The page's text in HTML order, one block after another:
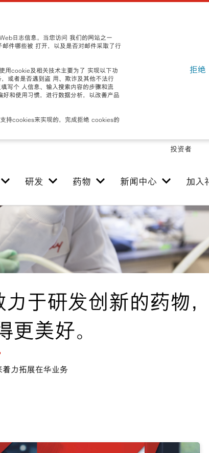
日志信息。当您访问 我们的网站之一
件哪些被 打开，以及是否对邮件采取了行
用cookie及相关技术主要为了 实现以下功
或者是否遇到盗 用、欺诈及其他不法行
写个 人信息、输入搜索内容的步骤和流
和使用习惯，进行数据分析，以改善产品
持cookies来实现的，完成拒绝 cookies的
拒绝
投资者
研发 药物 新闻中心 加入
于研发创新的药物，
美好。
着力拓展在华业务